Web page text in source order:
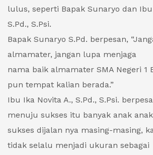
lulus, seperti Bapak Sunaryo dan Ibu
S.Pd., S.Psi.
Bapak Sunaryo S.Pd. berpesan,
almamater, jangan lupa menjaga
nama baik almamater SMA Negeri 1
pun tempat kalian berada.”
Ibu Ika Novita A., S.Pd., S.Psi.
menuju sukses itu banyak anak
sukses dijalan nya masing-masing,
tidak selalu menjadi ukuran sebagai